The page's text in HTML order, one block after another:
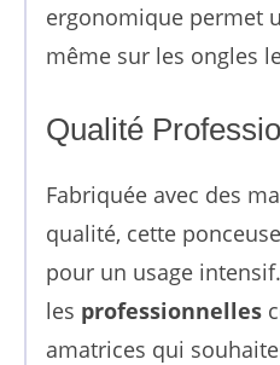
ergonomique permet
même sur les ongles
Qualité
Fabriquée avec des
qualité, cette
pour un usage
les professionnelles
amatrices qui